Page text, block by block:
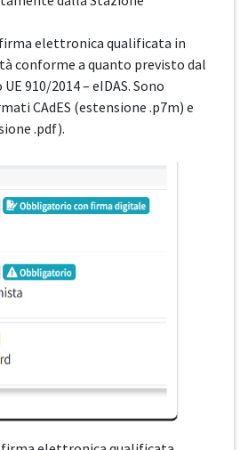
elettronica qualificata in
conforme a quanto previsto dal
910/2014 – eIDAS. Sono
CAdES (estensione .p7m) e
.pdf).